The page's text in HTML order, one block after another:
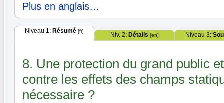
Plus en anglais…
Niveau 1: Résumé [fr]
Niv. 2: Détails [en] Niveau 3:
8. Une protection du grand public
contre les effets des champs
nécessaire ?